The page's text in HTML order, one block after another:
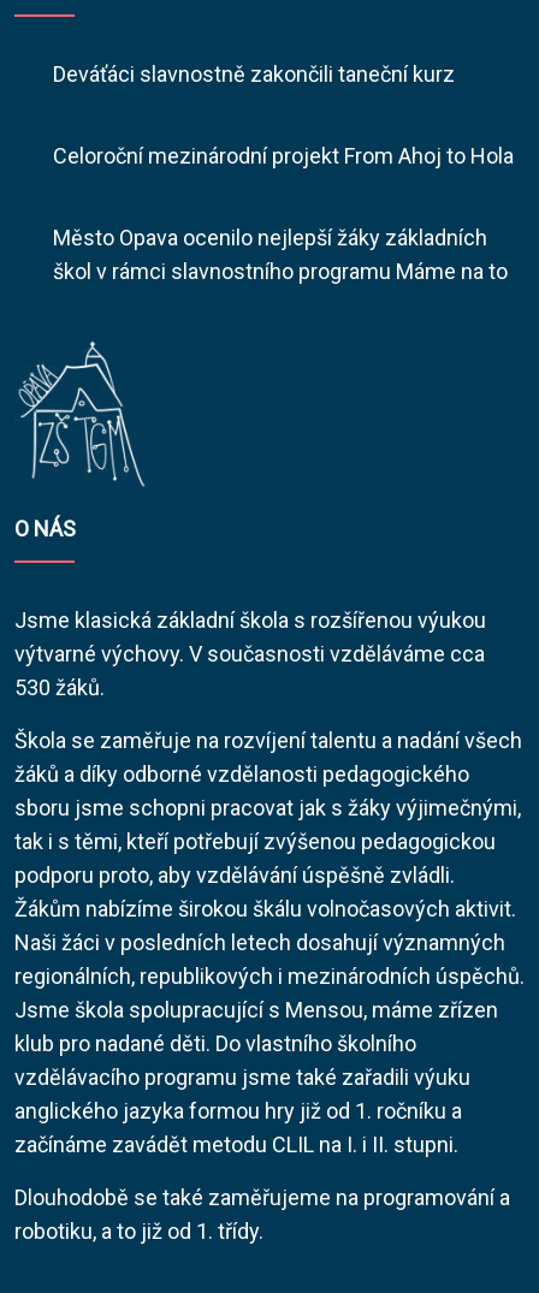
Deváťáci slavnostně zakončili taneční kurz
Celoroční mezinárodní projekt From Ahoj to Hola
Město Opava ocenilo nejlepší žáky základních
škol v rámci slavnostního programu Máme na to
O NÁS
Jsme klasická základní škola s rozšířenou výukou
výtvarné výchovy. V současnosti vzděláváme cca
530 žáků.
Škola se zaměřuje na rozvíjení talentu a nadání všech
žáků a díky odborné vzdělanosti pedagogického
sboru jsme schopni pracovat jak s žáky výjimečnými,
tak i s těmi, kteří potřebují zvýšenou pedagogickou
podporu proto, aby vzdělávání úspěšně zvládli.
Žákům nabízíme širokou škálu volnočasových aktivit.
Naši žáci v posledních letech dosahují významných
regionálních, republikových i mezinárodních úspěchů.
Jsme škola spolupracující s Mensou, máme zřízen
klub pro nadané děti. Do vlastního školního
vzdělávacího programu jsme také zařadili výuku
anglického jazyka formou hry již od 1. ročníku a
začínáme zavádět metodu CLIL na I. i II. stupni.
Dlouhodobě se také zaměřujeme na programování a
robotiku, a to již od 1. třídy.